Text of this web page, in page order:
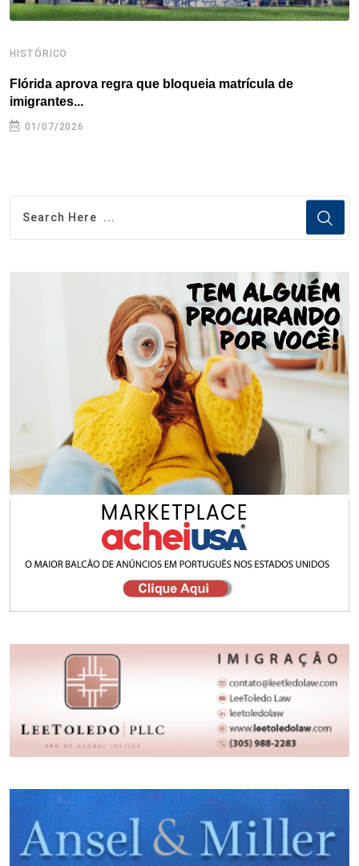
HISTÓRICO
Flórida aprova regra que bloqueia matrícula de
imigrantes...
01/07/2026